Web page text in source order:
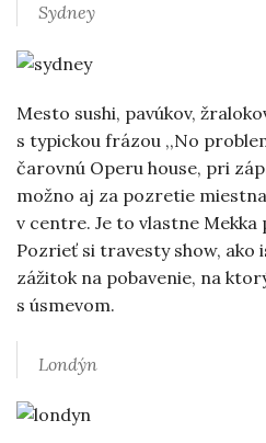
Sydney
Mesto sushi, pavúkov,
s typickou frázou ,,No
čarovnú Operu house, pri
možno aj za pozretie
v centre. Je to vlastne Mekka
Pozrieť si travesty show, ako
zážitok na pobavenie, na
s úsmevom.
Londýn